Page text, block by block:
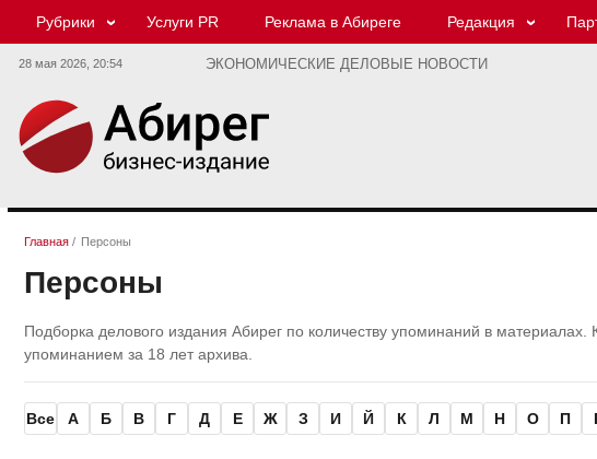
Рубрики Услуги PR Реклама в Абиреге Редакция
28 мая 2026, 20:54 ЭКОНОМИЧЕСКИЕ ДЕЛОВЫЕ НОВОСТИ
Главная / Персоны
Персоны
Подборка делового издания Абирег по количеству упоминаний в
упоминанием за 18 лет архива.
Все А Б В Г Д Е Ж З И Й К Л М Н О П